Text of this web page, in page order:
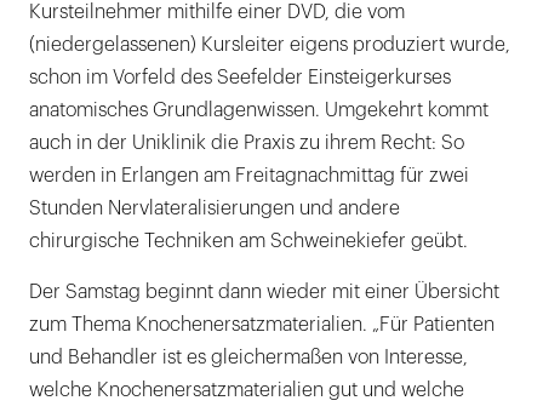
Kursteilnehmer mithilfe einer DVD, die vom
(niedergelassenen) Kursleiter eigens produziert wurde,
schon im Vorfeld des Seefelder Einsteigerkurses
anatomisches Grundlagenwissen. Umgekehrt kommt
auch in der Uniklinik die Praxis zu ihrem Recht: So
werden in Erlangen am Freitagnachmittag für zwei
Stunden Nervlateralisierungen und andere
chirurgische Techniken am Schweinekiefer geübt.
Der Samstag beginnt dann wieder mit einer Übersicht
zum Thema Knochenersatzmaterialien. „Für Patienten
und Behandler ist es gleichermaßen von Interesse,
welche Knochenersatzmaterialien gut und welche